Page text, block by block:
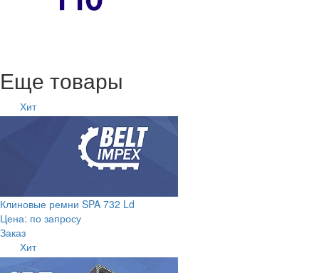
Еще товары
Хит
Клиновые ремни SPA 732 Ld
Цена: по запросу
Заказ
Хит